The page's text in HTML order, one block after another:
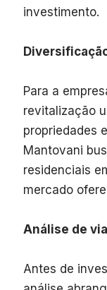
investimento.
Para a
revitalização
propriedades
Mantovani
residenciais
mercado
Análise de
Antes de